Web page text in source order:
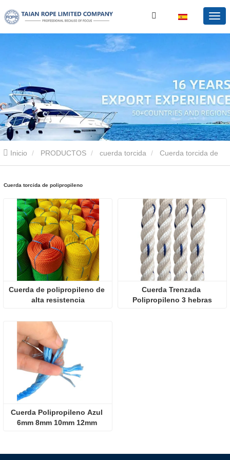
Inicio PRODUCTOS cuerda torcida
Cuerda torcida de polipropileno
Cuerda de polipropileno de
alta resistencia
Cuerda Trenzada
Polipropileno 3 hebras
Cuerda Polipropileno Azul
6mm 8mm 10mm 12mm